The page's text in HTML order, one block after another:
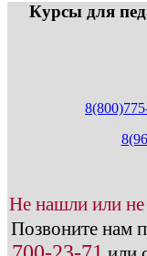
Курсы для
Не нашли или
Позвоните нам